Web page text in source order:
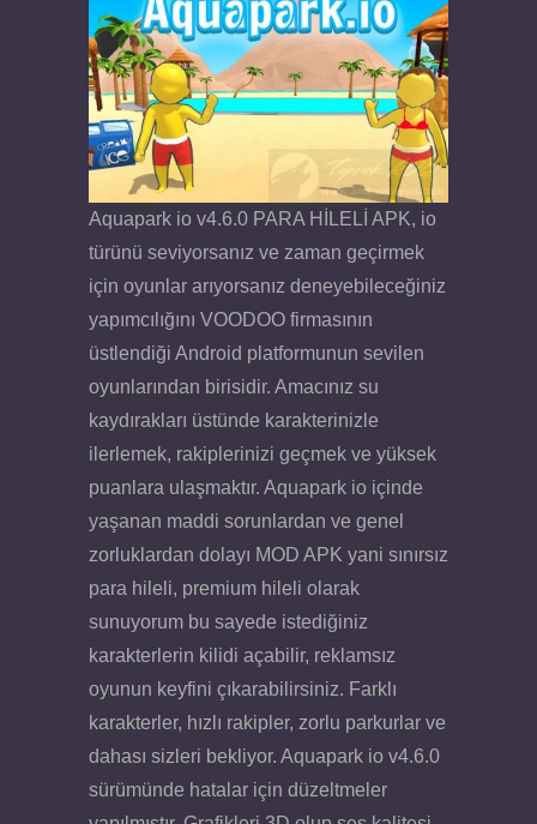
APK
Aquapark io v4.6.0 PARA HİLELİ APK, io
türünü seviyorsanız ve zaman geçirmek
için oyunlar arıyorsanız deneyebileceğiniz
yapımcılığını VOODOO firmasının
üstlendiği Android platformunun sevilen
oyunlarından birisidir. Amacınız su
kaydırakları üstünde karakterinizle
ilerlemek, rakiplerinizi geçmek ve yüksek
puanlara ulaşmaktır. Aquapark io içinde
yaşanan maddi sorunlardan ve genel
zorluklardan dolayı MOD APK yani sınırsız
para hileli, premium hileli olarak
sunuyorum bu sayede istediğiniz
karakterlerin kilidi açabilir, reklamsız
oyunun keyfini çıkarabilirsiniz. Farklı
karakterler, hızlı rakipler, zorlu parkurlar ve
dahası sizleri bekliyor. Aquapark io v4.6.0
sürümünde hatalar için düzeltmeler